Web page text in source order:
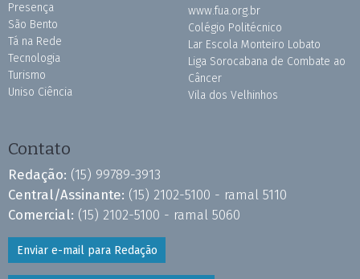
Presença
São Bento
Tá na Rede
Tecnologia
Turismo
Uniso Ciência
www.fua.org.br
Colégio Politécnico
Lar Escola Monteiro Lobato
Liga Sorocabana de Combate ao
Câncer
Vila dos Velhinhos
Contato
Redação: (15) 99789-3913
Central/Assinante: (15) 2102-5100 - ramal 5110
Comercial: (15) 2102-5100 - ramal 5060
Enviar e-mail para Redação